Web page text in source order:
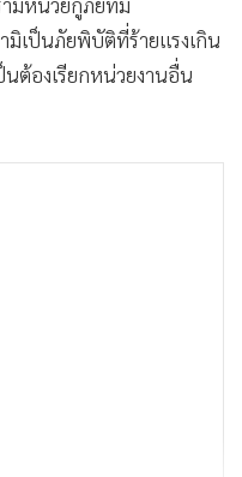
เป็นภัยพิบัติที่ร้ายแรงเกิน
นต้องเรียกหน่วยงานอื่น